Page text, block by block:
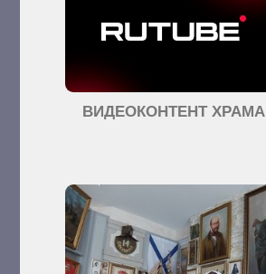
ВИДЕОКОНТЕНТ ХРАМА